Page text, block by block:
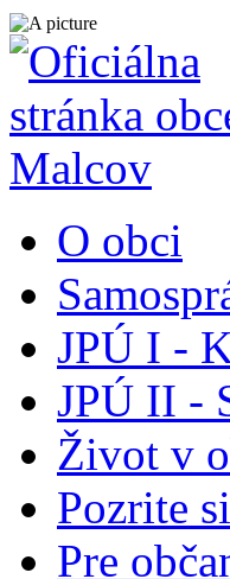
O obci
JPÚ I -
JPÚ II -
Život v
Pozrite si
Pre